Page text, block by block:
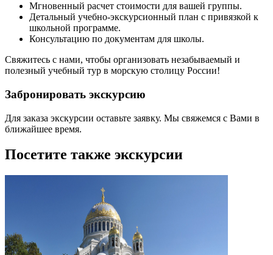
Мгновенный расчет стоимости для вашей группы.
Детальный учебно-экскурсионный план с привязкой к
школьной программе.
Консультацию по документам для школы.
Свяжитесь с нами, чтобы организовать незабываемый и
полезный учебный тур в морскую столицу России!
Забронировать экскурсию
Для заказа экскурсии оставьте заявку. Мы свяжемся с Вами в
ближайшее время.
Посетите также экскурсии